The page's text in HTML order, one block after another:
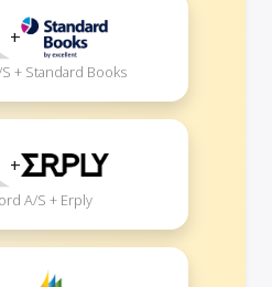
+
+ Standard Books
+
A/S + Erply